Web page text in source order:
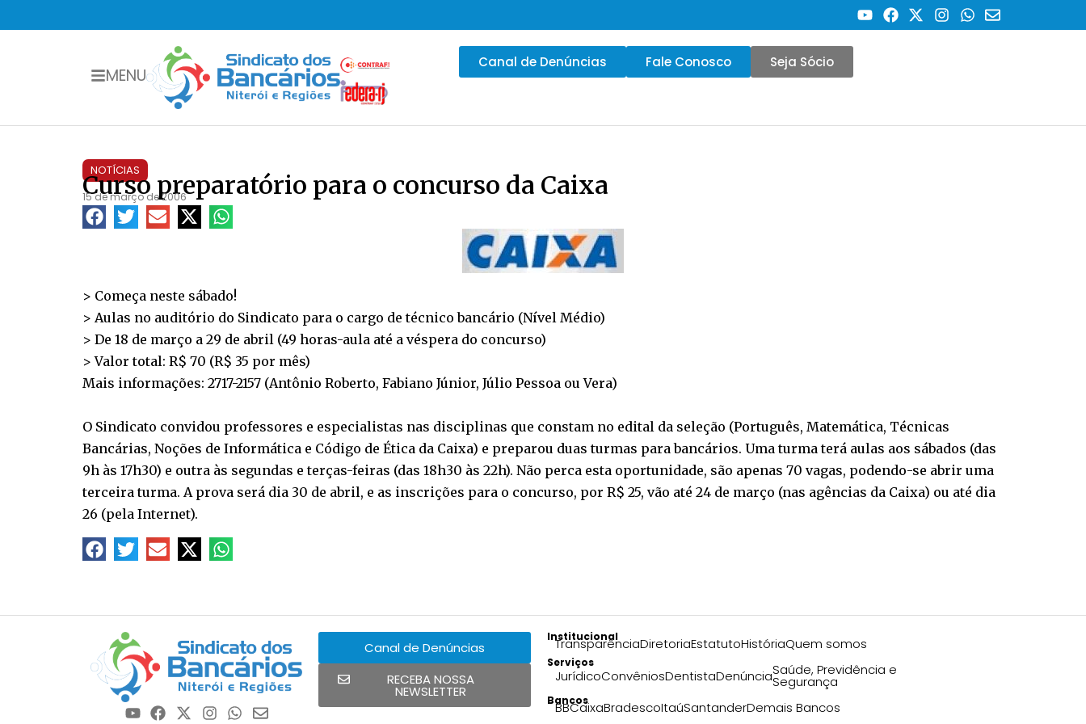
MENU
Canal de Denúncias Fale Conosco Seja Sócio
NOTÍCIAS
Curso preparatório para o concurso da Caixa
15 de março de 2006
> Começa neste sábado!
> Aulas no auditório do Sindicato para o cargo de técnico bancário (Nível Médio)
> De 18 de março a 29 de abril (49 horas-aula até a véspera do concurso)
> Valor total: R$ 70 (R$ 35 por mês)
Mais informações: 2717-2157 (Antônio Roberto, Fabiano Júnior, Júlio Pessoa ou Vera)
O Sindicato convidou professores e especialistas nas disciplinas que constam no edital da seleção (Português, Matemática, Técnicas
Bancárias, Noções de Informática e Código de Ética da Caixa) e preparou duas turmas para bancários. Uma turma terá aulas aos sábados (das
9h às 17h30) e outra às segundas e terças-feiras (das 18h30 às 22h). Não perca esta oportunidade, são apenas 70 vagas, podendo-se abrir uma
terceira turma. A prova será dia 30 de abril, e as inscrições para o concurso, por R$ 25, vão até 24 de março (nas agências da Caixa) ou até dia
26 (pela Internet).
Canal de Denúncias
RECEBA NOSSA
NEWSLETTER
Institucional
TransparênciaDiretoriaEstatutoHistóriaQuem somos
Serviços
JurídicoConvêniosDentistaDenúnciaSaúde, Previdência e
Segurança
Bancos
BBCaixaBradescoItaúSantanderDemais Bancos